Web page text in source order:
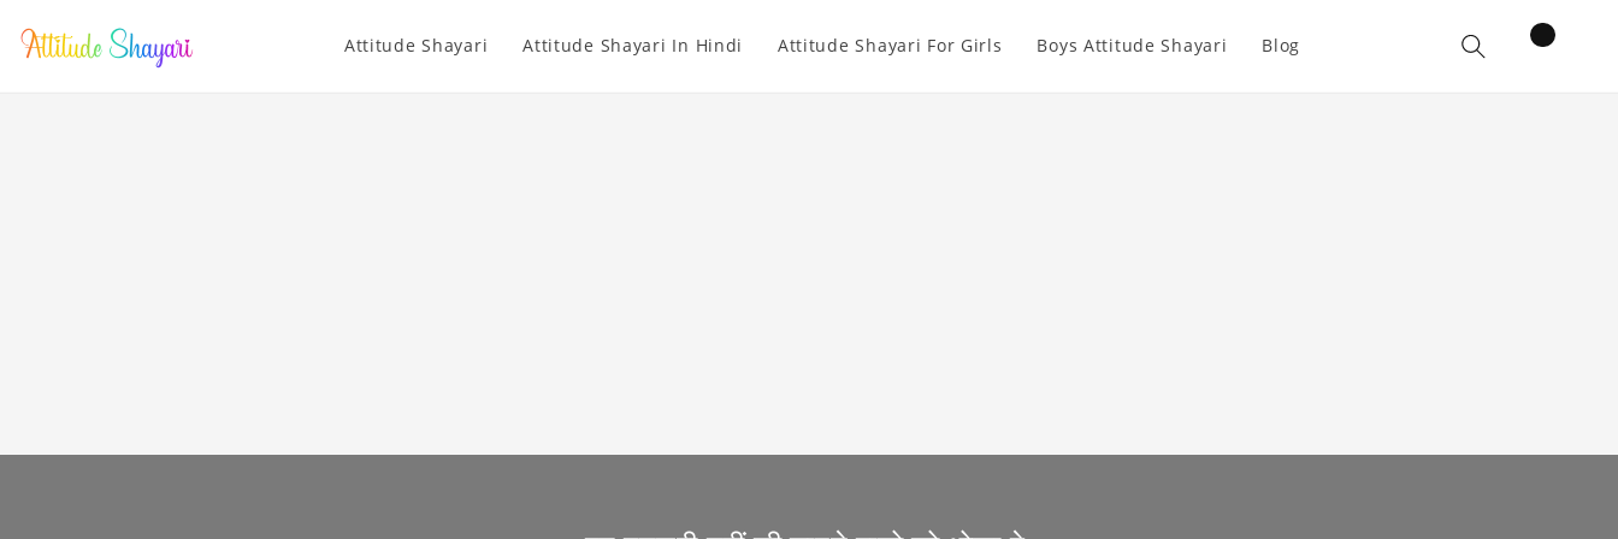
Attitude Shayari Attitude Shayari In Hindi Attitude Shayari For Girls Boys Attitude Shayari Blog Cart
items